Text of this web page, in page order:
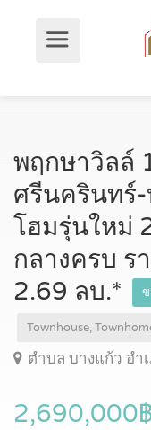
พฤกษาวิลล์
ศรีนครินทร์
โฮมรุ่นใหม่
กลางครบ ร
2.69 ลบ.*
ข
Townhouse,
ตำบล บางแก้ว อำ
2,690,000